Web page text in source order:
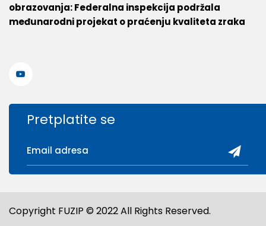
obrazovanja: Federalna inspekcija podržala
međunarodni projekat o praćenju kvaliteta zraka
Pretplatite se
Copyright FUZIP © 2022 All Rights Reserved.